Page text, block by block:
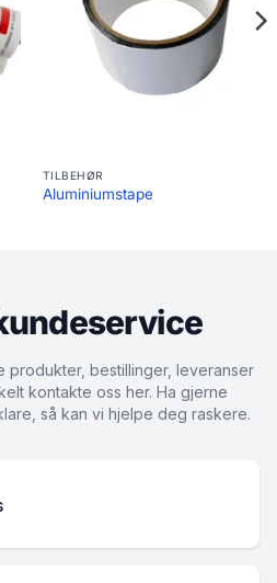
TILBEHØR
Aluminiumstape
produkter, bestillinger, leveranser
kontakte oss her. Ha gjerne
så kan vi hjelpe deg raskere.